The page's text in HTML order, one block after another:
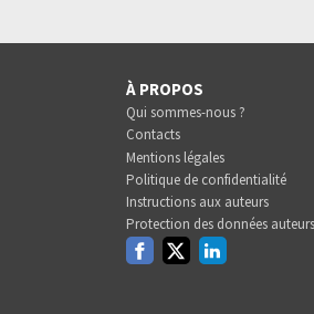
À PROPOS
Qui sommes-nous ?
Contacts
Mentions légales
Politique de confidentialité
Instructions aux auteurs
Protection des données auteurs
FacebookTwitterLinkedin